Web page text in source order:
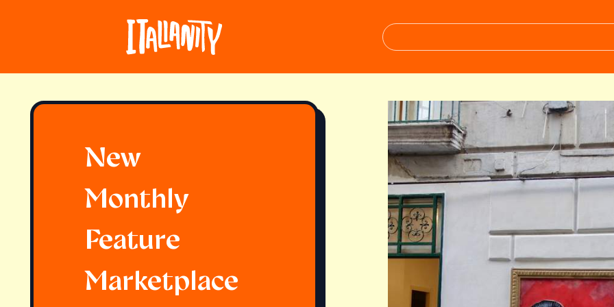
New
Monthly
Feature
Marketplace